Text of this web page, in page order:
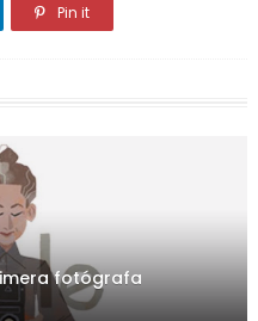
Pin it
fotógrafa